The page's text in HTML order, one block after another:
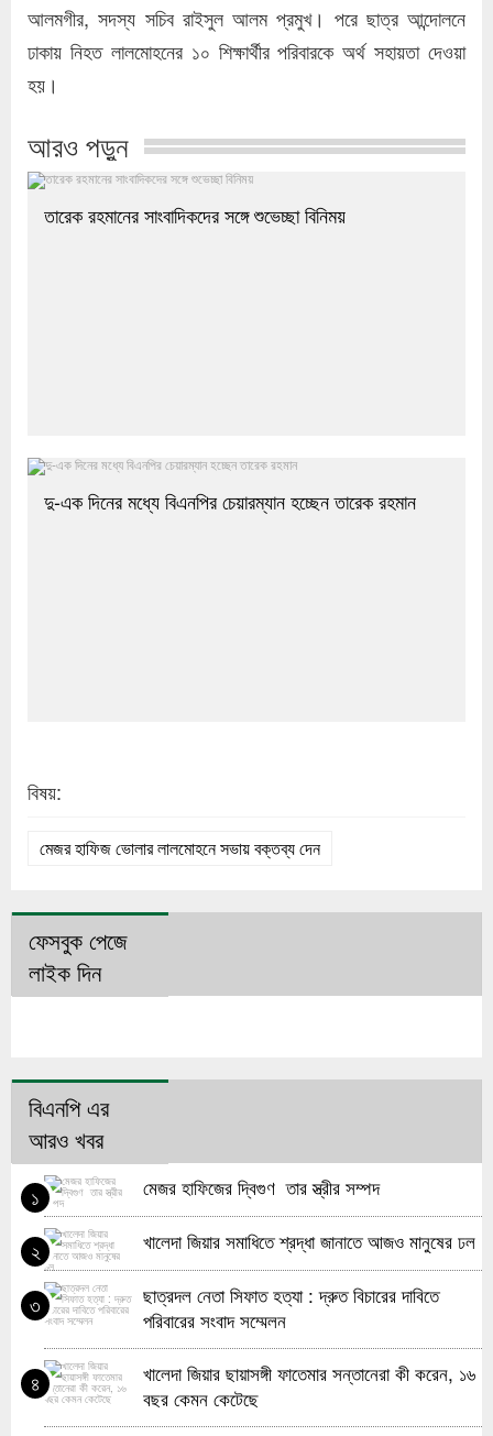
আলমগীর, সদস্য সচিব রাইসুল আলম প্রমুখ। পরে ছাত্র আন্দোলনে
ঢাকায় নিহত লালমোহনের ১০ শিক্ষার্থীর পরিবারকে অর্থ সহায়তা দেওয়া
হয়।
আরও পড়ুন
তারেক রহমানের সাংবাদিকদের সঙ্গে শুভেচ্ছা বিনিময়
দু-এক দিনের মধ্যে বিএনপির চেয়ারম্যান হচ্ছেন তারেক রহমান
বিষয়:
মেজর হাফিজ ভোলার লালমোহনে সভায় বক্তব্য দেন
ফেসবুক পেজে
লাইক দিন
বিএনপি এর
আরও খবর
১ মেজর হাফিজের দ্বিগুণ তার স্ত্রীর সম্পদ
২ খালেদা জিয়ার সমাধিতে শ্রদ্ধা জানাতে আজও মানুষের ঢল
৩
ছাত্রদল নেতা সিফাত হত্যা : দ্রুত বিচারের দাবিতে
পরিবারের সংবাদ সম্মেলন
৪
খালেদা জিয়ার ছায়াসঙ্গী ফাতেমার সন্তানেরা কী করেন, ১৬
বছর কেমন কেটেছে